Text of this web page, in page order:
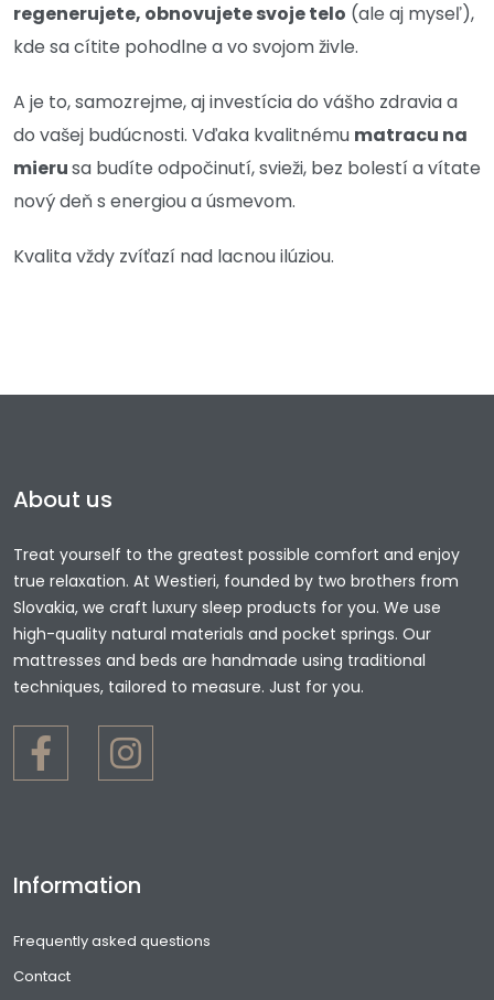
regenerujete, obnovujete svoje telo (ale aj myseľ),
kde sa cítite pohodlne a vo svojom živle.
A je to, samozrejme, aj investícia do vášho zdravia a
do vašej budúcnosti. Vďaka kvalitnému matracu na
mierusa budíte odpočinutí, svieži, bez bolestí a vítate
nový deň s energiou a úsmevom.
Kvalita vždy zvíťazí nad lacnou ilúziou.
About us
Treat yourself to the greatest possible comfort and enjoy
true relaxation. At Westieri, founded by two brothers from
Slovakia, we craft luxury sleep products for you. We use
high-quality natural materials and pocket springs. Our
mattresses and beds are handmade using traditional
techniques, tailored to measure. Just for you.
Information
Frequently asked questions
Contact